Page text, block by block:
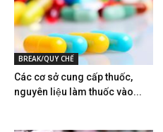
BREAK/QUY CHẾ
Các cơ sở cung cấp thuốc,
nguyên liệu làm thuốc vào...